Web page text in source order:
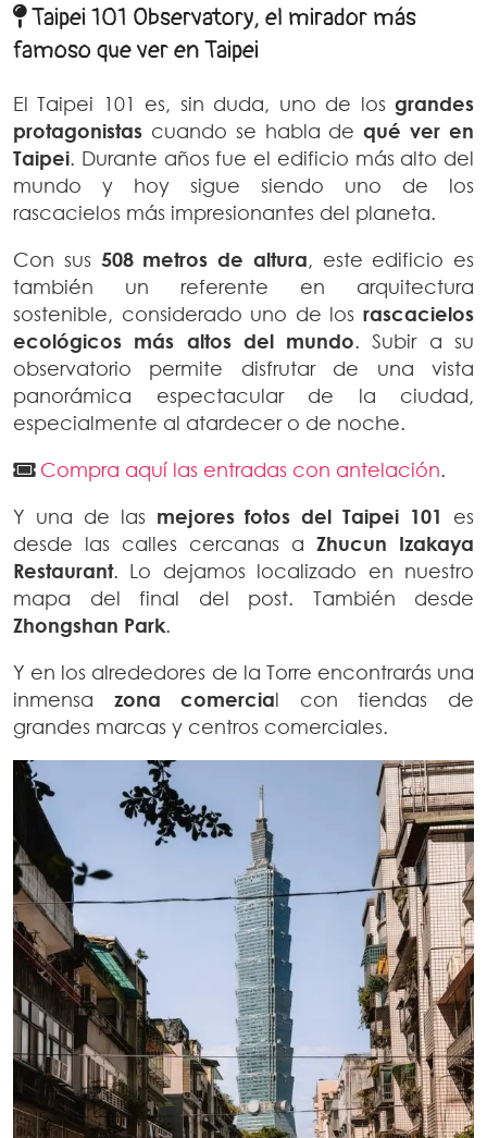
Taipei 101 Observatory, el mirador más
famoso que ver en Taipei
El Taipei 101 es, sin duda, uno de los grandes
protagonistas cuando se habla dequé ver en
Taipei. Durante años fue el edificio más alto del
mundo y hoy sigue siendo uno de los
rascacielos más impresionantes del planeta.
Con sus 508 metros de altura, este edificio es
también un referente en arquitectura
sostenible, considerado uno de los rascacielos
ecológicos más altos del mundo. Subir a su
observatorio permite disfrutar de una vista
panorámica espectacular de la ciudad,
especialmente al atardecer o de noche.
Compra aquí las entradas con antelación.
Y una de las mejores fotos del Taipei 101
es
desde las calles cercanas a Zhucun Izakaya
Restaurant. Lo dejamos localizado en nuestro
mapa del final del post. También desde
Zhongshan Park.
Y en los alrededores de la Torre encontrarás una
inmensa zona comercial con tiendas de
grandes marcas y centros comerciales.